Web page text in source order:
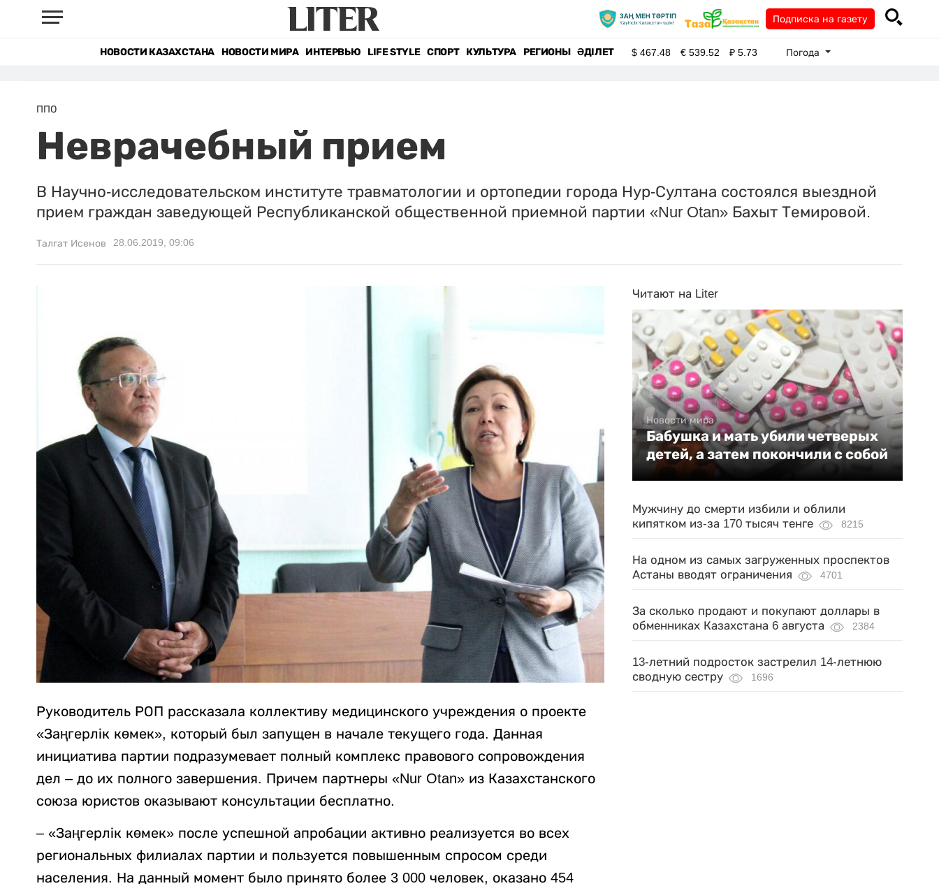
Подписка на газету
НОВОСТИ КАЗАХСТАНА НОВОСТИ МИРА ИНТЕРВЬЮ LIFE STYLE СПОРТ КУЛЬТУРА РЕГИОНЫ ӘДІЛЕТ $467.48 €539.52 ₽5.73 Погода
ППО
Неврачебный прием
В Научно-исследовательском институте травматологии и ортопедии города Нур-Султана состоялся выездной
прием граждан заведующей Республиканской общественной приемной партии «Nur Otan» Бахыт Темировой.
Талгат Исенов 28.06.2019, 09:06
Руководитель РОП рассказала коллективу медицинского учреждения о проекте
«Заңгерлік көмек», который был запущен в начале текущего года. Данная
инициатива партии подразумевает полный комплекс правового сопровождения
дел – до их полного завершения. Причем партнеры «Nur Otan» из Казахстанского
союза юристов оказывают консультации бесплатно.
– «Заңгерлік көмек» после успешной апробации активно реализуется во всех
региональных филиалах партии и пользуется повышенным спросом среди
населения. На данный момент было принято более 3 000 человек, оказано 454
Читают на Liter
Новости мира
Бабушка и мать убили четверых
детей, а затем покончили с собой
Мужчину до смерти избили и облили
кипятком из-за 170 тысяч тенге
8215
На одном из самых загруженных проспектов
Астаны вводят ограничения
4701
За сколько продают и покупают доллары в
обменниках Казахстана 6 августа
2384
13-летний подросток застрелил 14-летнюю
сводную сестру
1696